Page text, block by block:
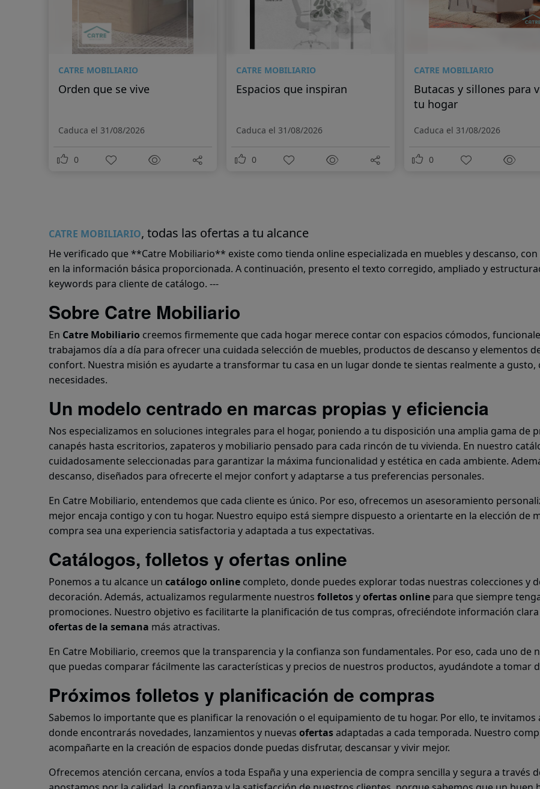
CATRE MOBILIARIO
Orden que se vive
Caduca el 31/08/2026
0
CATRE MOBILIARIO
Espacios que inspiran
Caduca el 31/08/2026
0
CATRE MOBILIARIO
Butacas y sillones para
tu hogar
Caduca el 31/08/2026
0
CATRE MOBILIARIO, todas las ofertas a tu alcance
He verificado que **Catre Mobiliario** existe como tienda online especializada en muebles y descanso,
en la información básica proporcionada. A continuación, presento el texto corregido, ampliado y
keywords para cliente de catálogo. ---
Sobre Catre Mobiliario
En Catre Mobiliario creemos firmemente que cada hogar merece contar con espacios cómodos,
trabajamos día a día para ofrecer una cuidada selección de muebles, productos de descanso y elementos
confort. Nuestra misión es ayudarte a transformar tu casa en un lugar donde te sientas realmente a
necesidades.
Un modelo centrado en marcas propias y eficiencia
Nos especializamos en soluciones integrales para el hogar, poniendo a tu disposición una amplia gama de
canapés hasta escritorios, zapateros y mobiliario pensado para cada rincón de tu vivienda. En nuestro
cuidadosamente seleccionadas para garantizar la máxima funcionalidad y estética en cada ambiente.
descanso, diseñados para ofrecerte el mejor confort y adaptarse a tus preferencias personales.
En Catre Mobiliario, entendemos que cada cliente es único. Por eso, ofrecemos un asesoramiento
mejor encaja contigo y con tu hogar. Nuestro equipo está siempre dispuesto a orientarte en la elección de
compra sea una experiencia satisfactoria y adaptada a tus expectativas.
Catálogos, folletos y ofertas online
Ponemos a tu alcance un catálogo online completo, donde puedes explorar todas nuestras colecciones y
decoración. Además, actualizamos regularmente nuestros folletosyofertas online para que siempre
promociones. Nuestro objetivo es facilitarte la planificación de tus compras, ofreciéndote información
ofertas de la semana más atractivas.
En Catre Mobiliario, creemos que la transparencia y la confianza son fundamentales. Por eso, cada uno
que puedas comparar fácilmente las características y precios de nuestros productos, ayudándote a tomar
Próximos folletos y planificación de compras
Sabemos lo importante que es planificar la renovación o el equipamiento de tu hogar. Por ello, te
donde encontrarás novedades, lanzamientos y nuevas ofertasadaptadas a cada temporada. Nuestro
acompañarte en la creación de espacios donde puedas disfrutar, descansar y vivir mejor.
Ofrecemos atención cercana, envíos a toda España y una experiencia de compra sencilla y segura a